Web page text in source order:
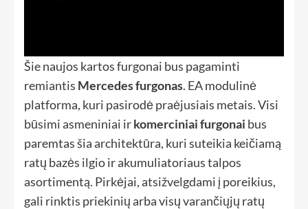
Šie naujos kartos furgonai bus pagaminti
remiantis Mercedes furgonas. EA modulinė
platforma, kuri pasirodė praėjusiais metais. Visi
būsimi asmeniniai irkomerciniai furgonai bus
paremtas šia architektūra, kuri suteikia keičiamą
ratų bazės ilgio ir akumuliatoriaus talpos
asortimentą. Pirkėjai, atsižvelgdami į poreikius,
gali rinktis priekinių arba visų varančiųjų ratų